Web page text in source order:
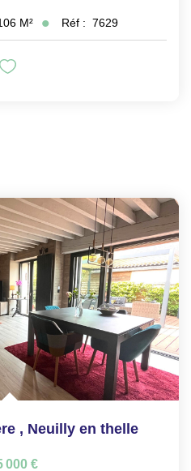
M² Réf : 7629
, Neuilly en thelle
000 €